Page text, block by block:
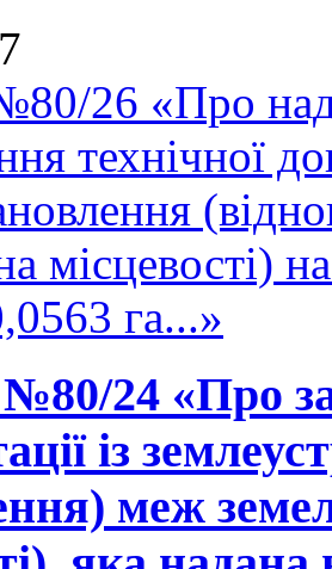
26 «Про
технічної
місцевості)
га...»
24 «Про
із
меж